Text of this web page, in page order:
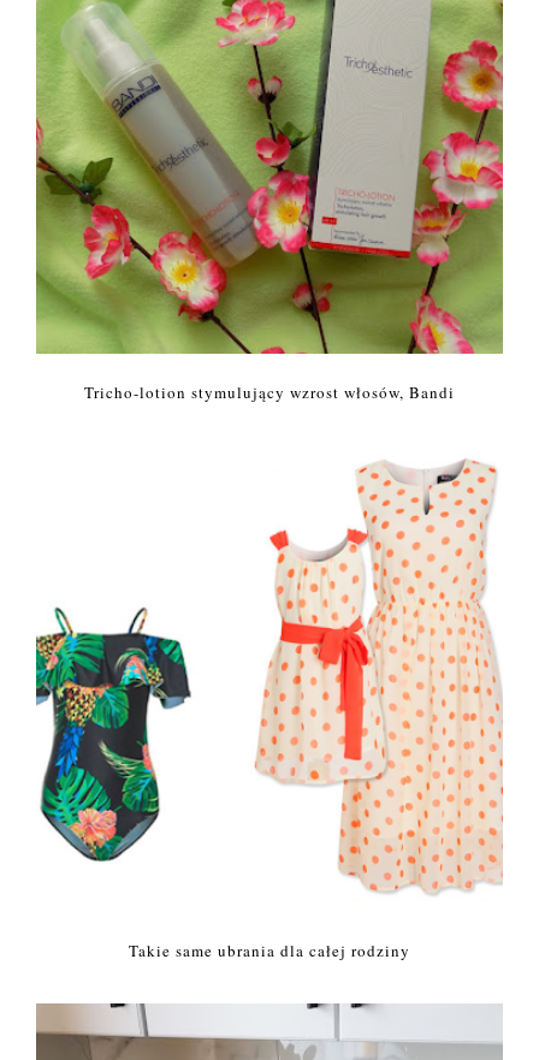
Tricho-lotion stymulujący wzrost włosów, Bandi
Takie same ubrania dla całej rodziny